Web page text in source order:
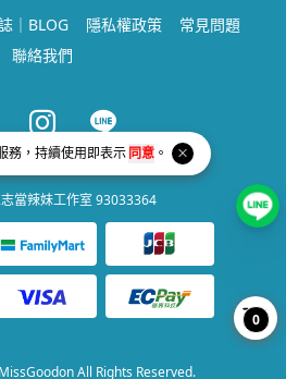
務，持續使用即表示同意 。
｜BLOG 隱私權政策
常見問題
聯絡我們
Facebook pageInstagram page
Line page
當辣妹工作室 93033364
All Rights Reserved.
0